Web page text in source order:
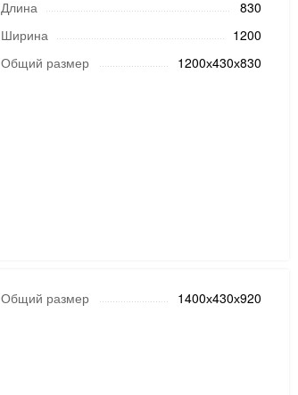
Длина
830
Ширина
1200
Общий размер
1200х430х830
Общий размер 1400х430х920